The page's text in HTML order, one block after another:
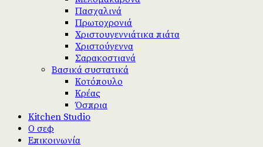
Πασχαλινά
Πρωτοχρονιά
Χριστουγεννιάτικα πιάτα
Χριστούγεννα
Σαρακοστιανά
Βασικά συστατικά
Κοτόπουλο
Κρέας
Όσπρια
Kitchen Studio
Ο σεφ
Επικοινωνία